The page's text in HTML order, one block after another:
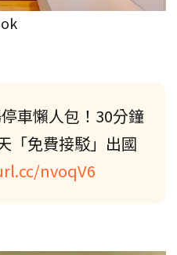
車懶人包！30分鐘
「免費接駁」出國
nvoqV6